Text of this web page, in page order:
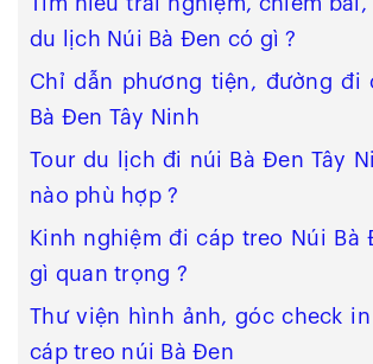
du lịch Núi Bà Đen có gì ?
Chỉ dẫn phương tiện, đường đi
Bà Đen Tây Ninh
Tour du lịch đi núi Bà Đen Tây
nào phù hợp ?
Kinh nghiệm đi cáp treo Núi Bà
gì quan trọng ?
Thư viện hình ảnh, góc check
cáp treo núi Bà Đen